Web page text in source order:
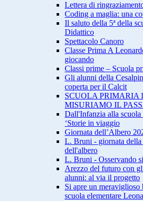
Lettera di
Coding a maglia: una
Il saluto della 5ª della
Didattico
Spettacolo Canoro
Classe Prima A
giocando
Classi prime – Scuola
Gli alunni della
coperta per il Calcit
SCUOLA PRIMARIA
MISURIAMO IL
Dall'Infanzia alla
‘Storie in viaggio
Giornata dell’Albero
L. Bruni - giornata della
dell'albero
L. Bruni - Osservando
Arezzo del futuro con
alunni: al via il progetto
Si apre un meraviglioso
scuola elementare